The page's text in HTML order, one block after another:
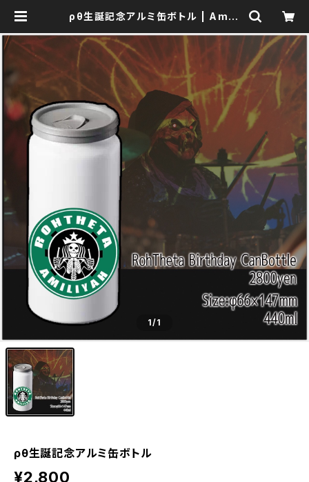
ρθ生誕記念アルミ缶ボトル | Amili
1/1
ρθ生誕記念アルミ缶ボトル
¥2,800